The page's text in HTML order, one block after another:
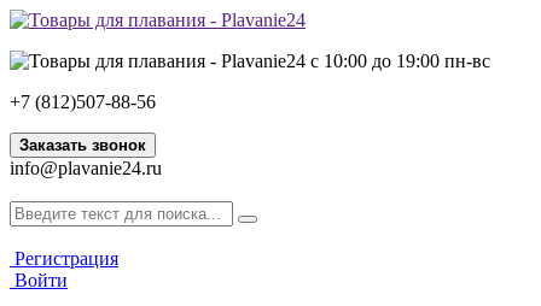
с 10:00 до 19:00 пн-вс
+7 (812)507-88-56
Заказать звонок
info@plavanie24.ru
Регистрация
Войти